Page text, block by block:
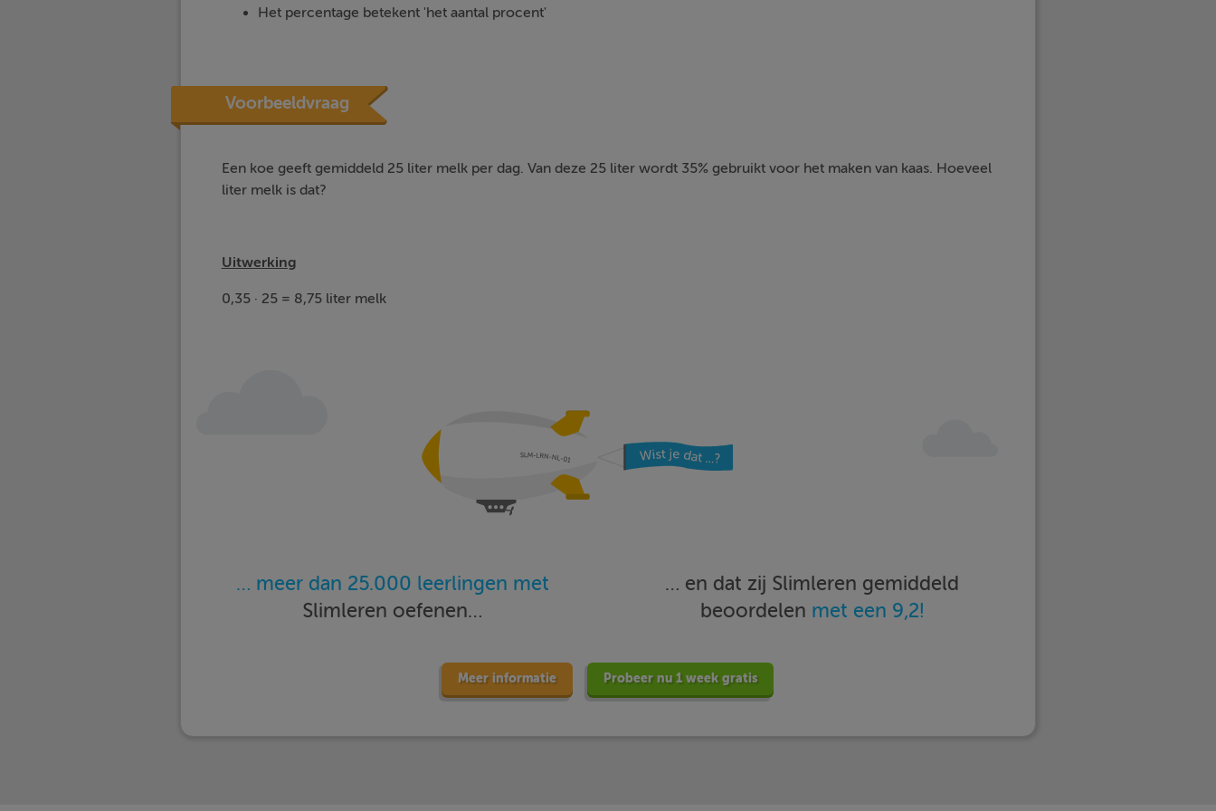
Het percentage betekent 'het aantal procent'
Voorbeeldvraag
Een koe geeft gemiddeld 25 liter melk per dag. Van deze 25 liter wordt 35% gebruikt voor het maken van kaas. Hoeveel
liter melk is dat?
Uitwerking
0,35 · 25 = 8,75 liter melk
… meer dan 25.000 leerlingen met
Slimleren oefenen…
… en dat zij Slimleren gemiddeld
beoordelen met een 9,2!
Meer informatie Probeer nu 1 week gratis